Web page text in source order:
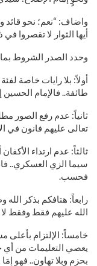
واضاف: “نعم؛ نحو قائد
أيها الثوار لا تقصروا
وحدد الصدر الشروط
أولاً: بلا رايات خاصة
طائفة.. فالإمام الحسين
ثانياً: عدم رفع الصور
تعالى عليهم فانون في
ثالثاً: عدم ارتداء
سيما الزي العسكري..
فحسب.
رابعاً: هتافكم بذكر
الله عليهم فقط وفقط لا
خامساً: الإلتزام بأعلى
يعصي التعليمات من أي
بحزم وبلا تهاون.. فهو